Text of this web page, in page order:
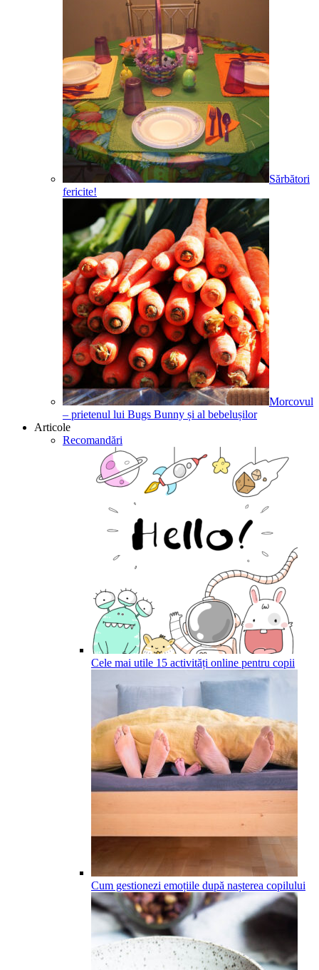
Sărbători
fericite!
Morcovul
– prietenul lui Bugs Bunny și al bebelușilor
Articole
Recomandări
Cele mai utile 15 activități online pentru copii
Cum gestionezi emoțiile după nașterea copilului